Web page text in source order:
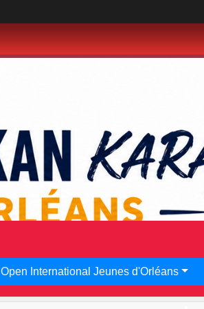
Open International Jeunes d'Orléans
•